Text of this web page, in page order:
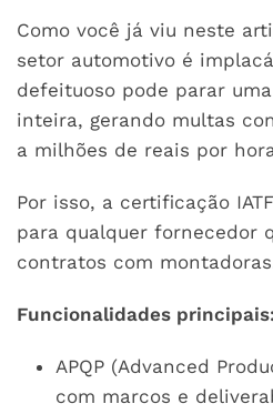
Como você já viu neste
setor automotivo é
defeituoso pode parar
inteira, gerando multas
a milhões de reais por
Por isso, a certificação
para qualquer fornecedor
contratos com
Funcionalidades principais:
APQP (Advanced
com marcos e